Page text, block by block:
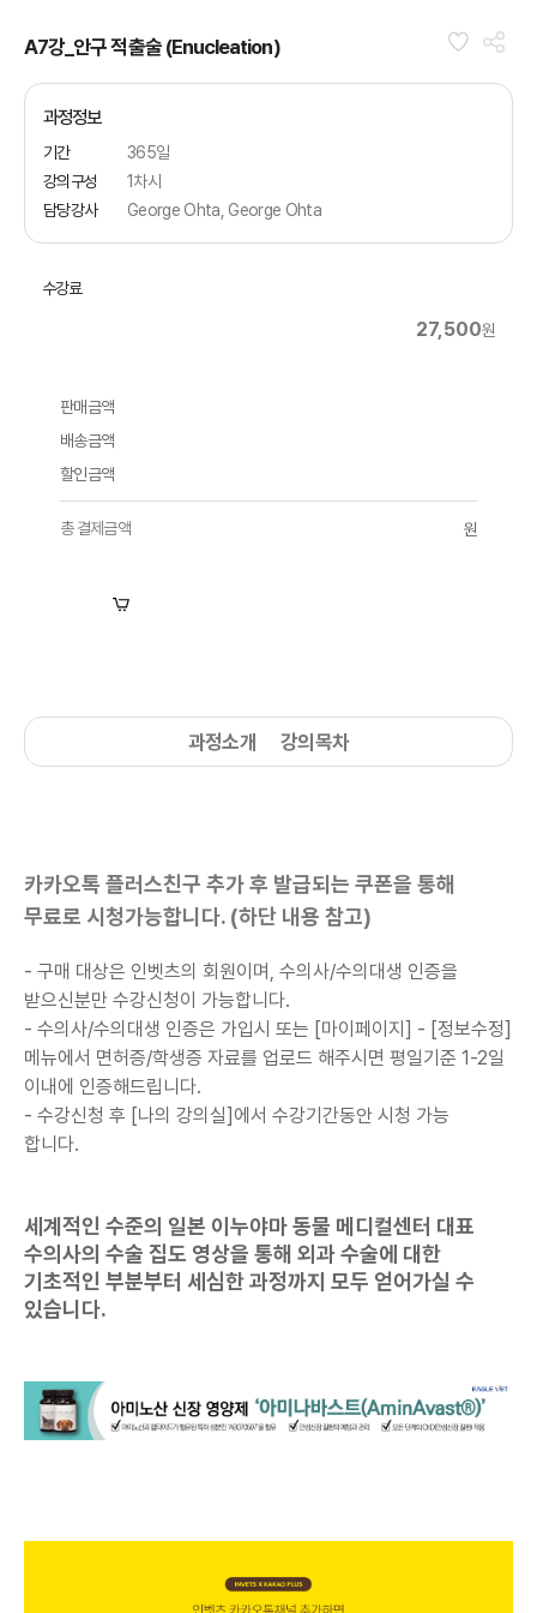
A7강_안구 적출술 (Enucleation)
과정정보
기간
365일
강의구성
1차시
담당강사
George Ohta, George Ohta
수강료
27,500원
판매금액
배송금액
할인금액
총 결제금액 원
과정소개 강의목차
카카오톡 플러스친구 추가 후 발급되는 쿠폰을 통해
무료로 시청가능합니다. (하단 내용 참고)
- 구매 대상은 인벳츠의 회원이며, 수의사/수의대생 인증을
받으신분만 수강신청이 가능합니다.
- 수의사/수의대생 인증은 가입시 또는 [마이페이지] - [정보수정]
메뉴에서 면허증/학생증 자료를 업로드 해주시면 평일기준 1-2일
이내에 인증해드립니다.
- 수강신청 후 [나의 강의실]에서 수강기간동안 시청 가능
합니다.
세계적인 수준의 일본 이누야마 동물 메디컬센터 대표
수의사의 수술 집도 영상을 통해 외과 수술에 대한
기초적인 부분부터 세심한 과정까지 모두 얻어가실 수
있습니다.